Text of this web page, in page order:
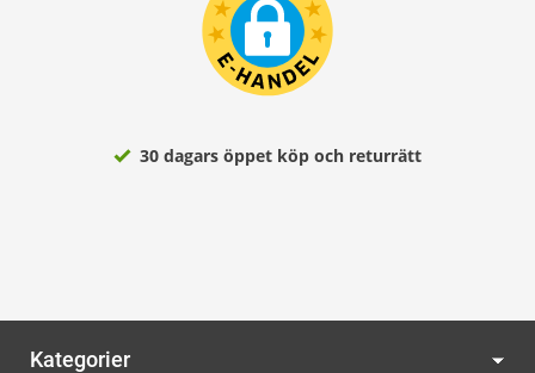
30 dagars öppet köp och returrätt
Kategorier